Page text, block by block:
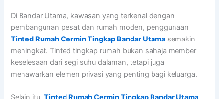
Di Bandar Utama, kawasan yang terkenal dengan
pembangunan pesat dan rumah moden, penggunaan
Tinted Rumah Cermin Tingkap Bandar Utama semakin
meningkat. Tinted tingkap rumah bukan sahaja memberi
keselesaan dari segi suhu dalaman, tetapi juga
menawarkan elemen privasi yang penting bagi keluarga.